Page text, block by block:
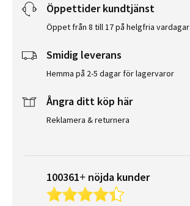
Öppettider kundtjänst
Öppet från 8 till 17 på helgfria vardagar
Smidig leverans
Hemma på 2-5 dagar för lagervaror
Ångra ditt köp här
Reklamera & returnera
100361+ nöjda kunder